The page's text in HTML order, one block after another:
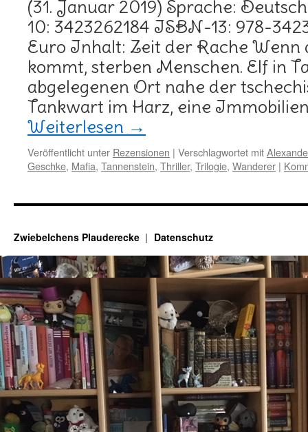
(31. Januar 2019) Sprache:
10: 3423262184 ISBN-13: 978-
Euro Inhalt: Zeit der Rache Wenn
kommt, sterben Menschen. Elf in
abgelegenen Ort nahe der
Tankwart im Harz, eine
Weiterlesen →
Veröffentlicht unter Rezensionen | Verschlagwortet mit
Geschke, Mafia, Tannenstein, Thriller, Trilogie, Wanderer |
Zwiebelchens Plauderecke Datenschutz